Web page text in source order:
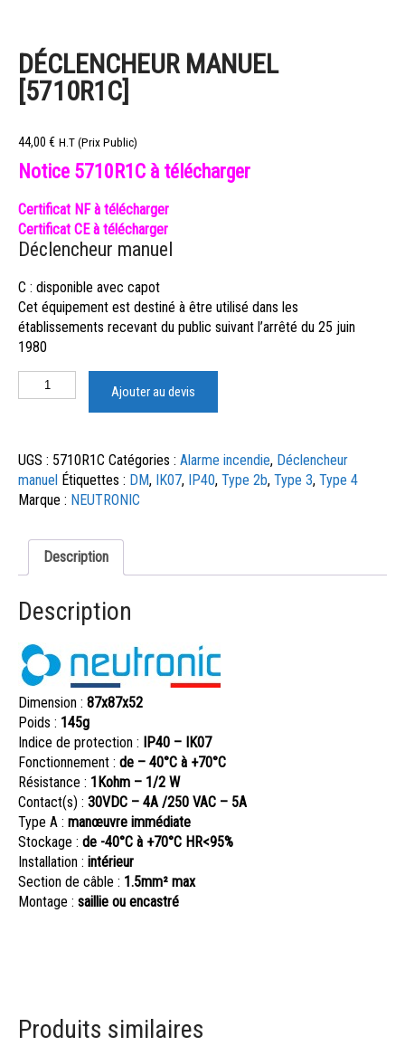
DÉCLENCHEUR MANUEL
[5710R1C]
44,00 € H.T (Prix Public)
Notice 5710R1C à télécharger
Certificat NF à télécharger
Certificat CE à télécharger
Déclencheur manuel
C : disponible avec capot
Cet équipement est destiné à être utilisé dans les
établissements recevant du public suivant l’arrêté du 25 juin
1980
Ajouter au devis
UGS : 5710R1C Catégories : Alarme incendie, Déclencheur
manuel Étiquettes : DM, IK07, IP40, Type 2b, Type 3, Type 4
Marque : NEUTRONIC
Description
Description
Dimension : 87x87x52
Poids : 145g
Indice de protection : IP40 – IK07
Fonctionnement : de – 40°C à +70°C
Résistance : 1Kohm – 1/2 W
Contact(s) : 30VDC – 4A /250 VAC – 5A
Type A : manœuvre immédiate
Stockage : de -40°C à +70°C HR<95%
Installation : intérieur
Section de câble : 1.5mm² max
Montage : saillie ou encastré
Produits similaires